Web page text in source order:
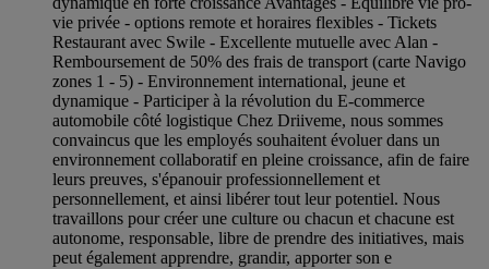
vie privée - options remote et horaires flexibles - Tickets
Restaurant avec Swile - Excellente mutuelle avec Alan -
Remboursement de 50% des frais de transport (carte Navigo
zones 1 - 5) - Environnement international, jeune et
dynamique - Participer à la révolution du E-commerce
automobile côté logistique Chez Driiveme, nous sommes
convaincus que les employés souhaitent évoluer dans un
environnement collaboratif en pleine croissance, afin de faire
leurs preuves, s'épanouir professionnellement et
personnellement, et ainsi libérer tout leur potentiel. Nous
travaillons pour créer une culture ou chacun et chacune est
autonome, responsable, libre de prendre des initiatives, mais
peut également apprendre, grandir, apporter son e